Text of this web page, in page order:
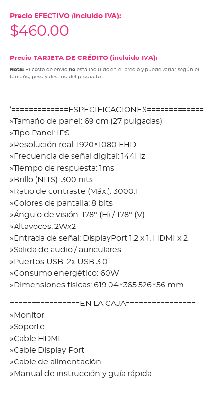
Precio EFECTIVO (incluido IVA):
$460.00
Precio TARJETA DE CRÉDITO (incluido IVA):
Nota: El costo de envío no está incluido en el precio y puede variar según el
tamaño, peso y destino del producto.
‘=============ESPECIFICACIONES=============
»Tamaño de panel: 69 cm (27 pulgadas)
»Tipo Panel: IPS
»Resolución real: 1920×1080 FHD
»Frecuencia de señal digital: 144Hz
»Tiempo de respuesta: 1ms
»Brillo (NITS): 300 nits
»Ratio de contraste (Máx.): 3000:1
»Colores de pantalla: 8 bits
»Ángulo de visión: 178° (H) / 178° (V)
»Altavoces: 2Wx2
»Entrada de señal: DisplayPort 1.2 x 1, HDMI x 2
»Salida de audio / auriculares.
»Puertos USB: 2x USB 3.0
»Consumo energético: 60W
»Dimensiones físicas: 619.04×365.526×56 mm
================EN LA CAJA================
»Monitor
»Soporte
»Cable HDMI
»Cable Display Port
»Cable de alimentación
»Manual de instrucción y guía rápida.